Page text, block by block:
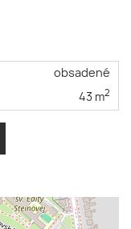
obsadené
43 m2